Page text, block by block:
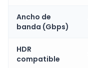
Ancho de
banda (Gbps)
HDR
compatible